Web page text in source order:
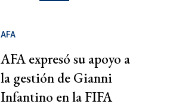
AFA
AFA expresó su apoyo a
la gestión de Gianni
Infantino en la FIFA